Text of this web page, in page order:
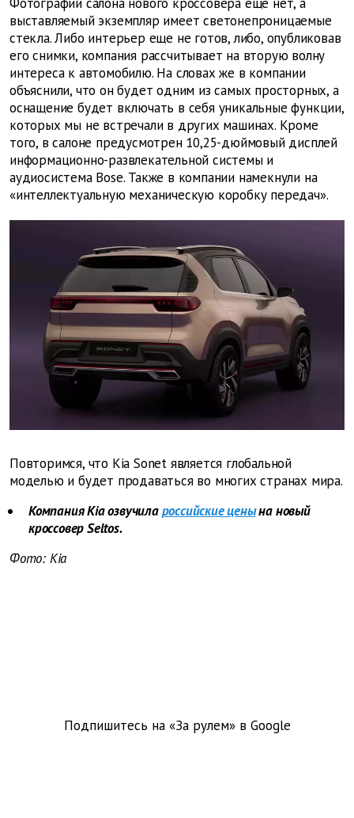
выставляемый экземпляр имеет светонепроницаемые
стекла. Либо интерьер еще не готов, либо, опубликовав
его снимки, компания рассчитывает на вторую волну
интереса к автомобилю. На словах же в компании
объяснили, что он будет одним из самых просторных, а
оснащение будет включать в себя уникальные функции,
которых мы не встречали в других машинах. Кроме
того, в салоне предусмотрен 10,25-дюймовый дисплей
информационно-развлекательной системы и
аудиосистема Bose. Также в компании намекнули на
«интеллектуальную механическую коробку передач».
Повторимся, что Kia Sonet является глобальной
моделью и будет продаваться во многих странах мира.
Компания Kia озвучилароссийские ценына новый
кроссовер Seltos.
Фото: Kia
Подпишитесь на «За рулем» в Google